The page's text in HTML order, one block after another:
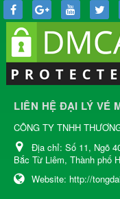
LIÊN HỆ ĐẠI LÝ VÉ
CÔNG TY TNHH
Địa chỉ: Số 11, Ngõ
Bắc Từ Liêm, Thành phố
Website: http://